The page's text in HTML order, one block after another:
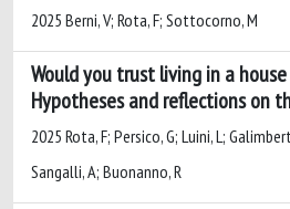
2025 Berni, V; Rota, F; Sottocorno, M
Would you trust living in a
Hypotheses and reflections on
2025 Rota, F; Persico, G; Luini, L;
Sangalli, A; Buonanno, R